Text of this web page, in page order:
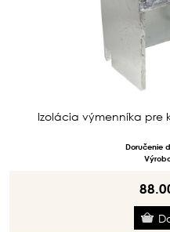
Izolácia výmenníka pre
Doručenie